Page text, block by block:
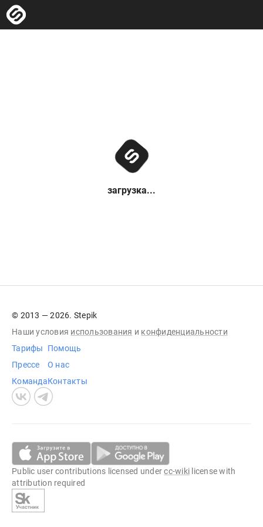
загрузка...
© 2013 — 2026. Stepik
Наши условия использования и конфиденциальности
Тарифы
Прессе
Команда
Помощь
О нас
Контакты
Public user contributions licensed undercc-wiki license with
attribution required